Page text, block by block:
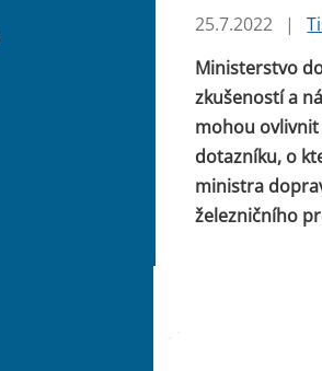
25.7.2022 |
Ministerstvo
zkušeností a
mohou
dotazníku, o
ministra
železničního